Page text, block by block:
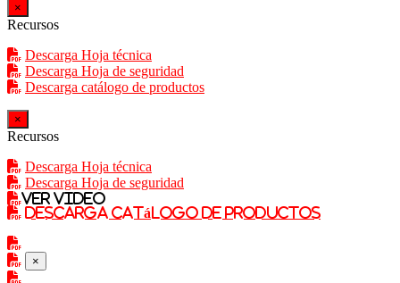
×
Recursos
Descarga Hoja técnica
Descarga Hoja de seguridad
Descarga catálogo de productos
×
Recursos
Descarga Hoja técnica
Descarga Hoja de seguridad
Ver video
Descarga catálogo de productos
×